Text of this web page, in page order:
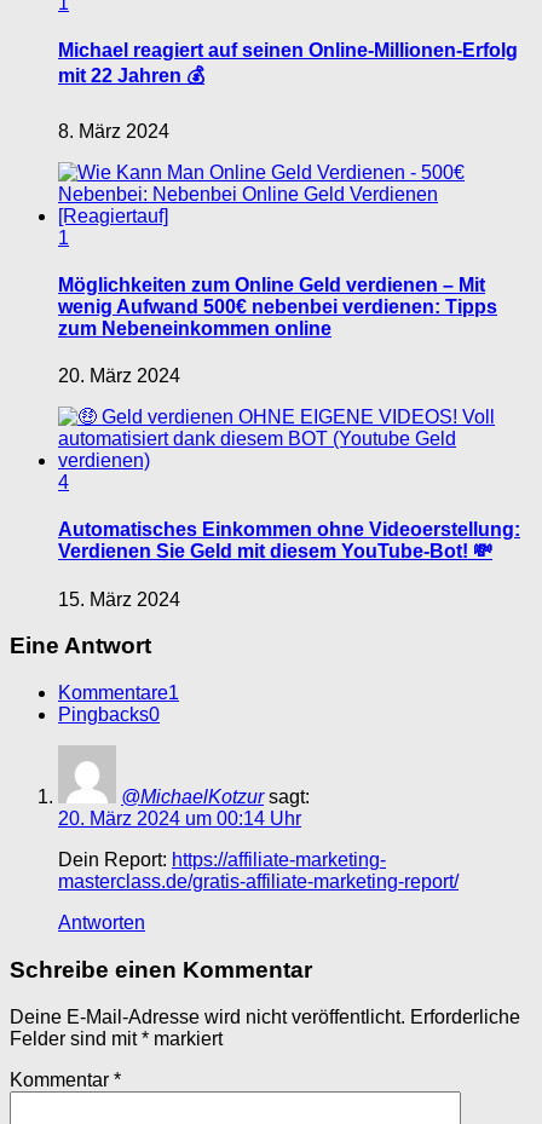
Michael reagiert auf seinen Online-Millionen-Erfolg
mit 22 Jahren 💰
8. März 2024
1
Möglichkeiten zum Online Geld verdienen – Mit
wenig Aufwand 500€ nebenbei verdienen: Tipps
zum Nebeneinkommen online
20. März 2024
4
Automatisches Einkommen ohne Videoerstellung:
Verdienen Sie Geld mit diesem YouTube-Bot! 💸
15. März 2024
Eine Antwort
Kommentare1
Pingbacks0
@MichaelKotzur sagt:
20. März 2024 um 00:14 Uhr
Dein Report: https://affiliate-marketing-
masterclass.de/gratis-affiliate-marketing-report/
Antworten
Schreibe einen Kommentar
Deine E-Mail-Adresse wird nicht veröffentlicht. Erforderliche
Felder sind mit* markiert
Kommentar *